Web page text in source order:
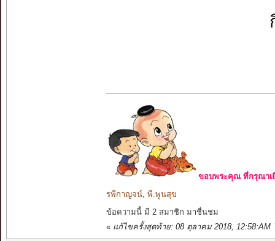
ขอบพระคุณ ที่กรุณาเ
รพีกาญจน์, พี.พูนสุข
ข้อความนี้ มี 2 สมาชิก มาชื่นชม
« แก้ไขครั้งสุดท้าย: 08 ตุลาคม 2018,